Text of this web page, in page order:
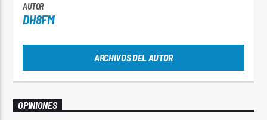
AUTOR
DH8FM
ARCHIVOS DEL AUTOR
OPINIONES